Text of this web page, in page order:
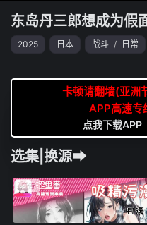
东岛丹三郎想成为假
2025 日本 战斗 / 日常
卡顿请翻墙(亚洲
APP高速专
点我下载APP
选集|换源➡